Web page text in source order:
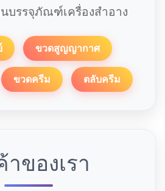
บรรจุภัณฑ์เครื่องสำอาง
ขวดสูญญากาศ
ขวดครีม ตลับครีม
ของเรา